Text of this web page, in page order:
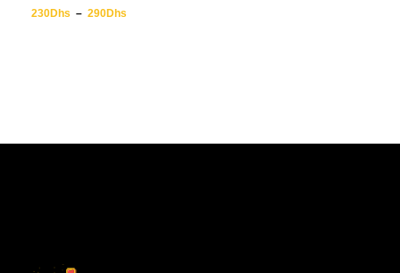
230Dhs – 290Dhs